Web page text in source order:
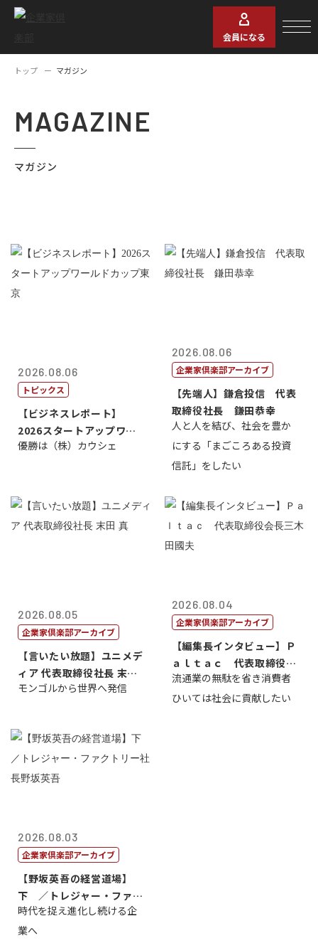
会員になる
トップ マガジン
MAGAZINE
マガジン
2026.08.06
トピックス
【ビジネスレポート】
2026スタートアップワー
ルドカップ東京
優勝は（株）カウシェ
2026.08.06
企業家倶楽部アーカイブ
【先端人】鎌倉投信 代表
取締役社長 鎌田恭幸
人と人を結び、社会を豊か
にする「まごころある投資
信託」をしたい
2026.08.05
企業家倶楽部アーカイブ
【言いたい放題】ユニメデ
ィア 代表取締役社長 末田
真
モンゴルから世界へ発信
2026.08.04
企業家倶楽部アーカイブ
【編集長インタビュー】Ｐ
ａｌｔａｃ 代表取締役会
長三木田國夫
流通業の無駄を省き消費者
ひいては社会に貢献したい
2026.08.03
企業家倶楽部アーカイブ
【野坂英吾の経営道場】
下 ／トレジャー・ファク
トリー社長野坂...
時代を捉え進化し続ける企
業へ